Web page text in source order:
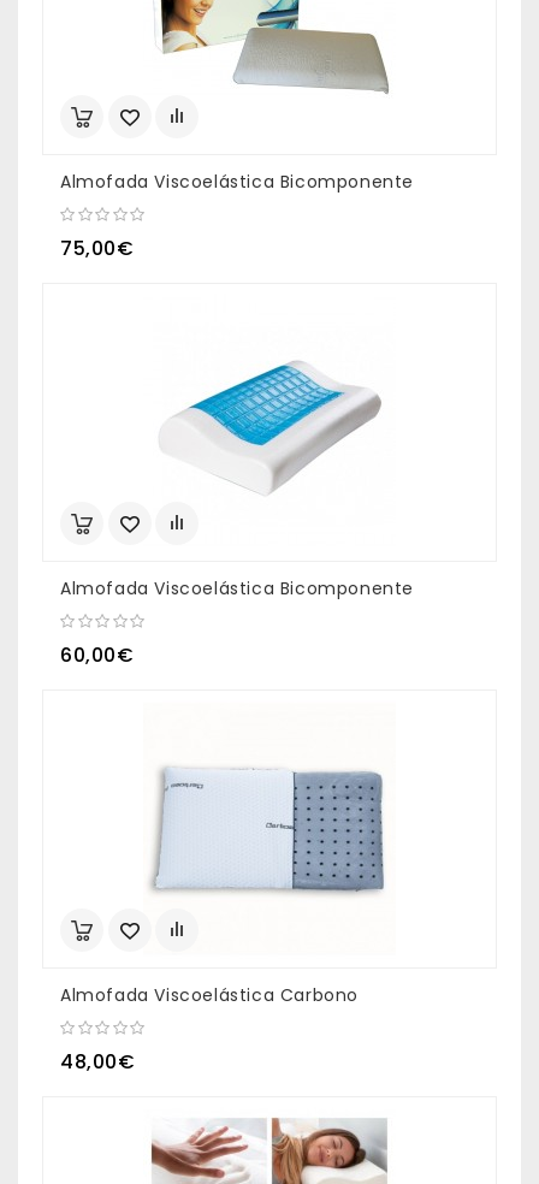
Almofada Viscoelástica Bicomponente
75,00€
Almofada Viscoelástica Bicomponente
60,00€
Almofada Viscoelástica Carbono
48,00€